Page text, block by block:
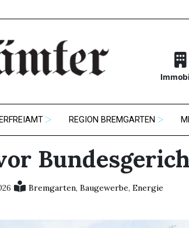
REGION BREMGARTEN
Bremgarten, Baugewerbe, Energie